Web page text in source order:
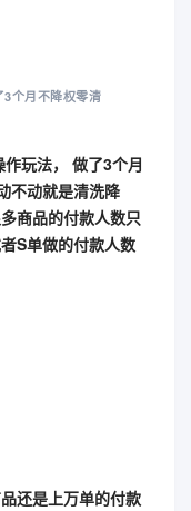
个月不降权零清
玩法， 做了3个月
不动就是清洗降
商品的付款人数只
S单做的付款人数
还是上万单的付款